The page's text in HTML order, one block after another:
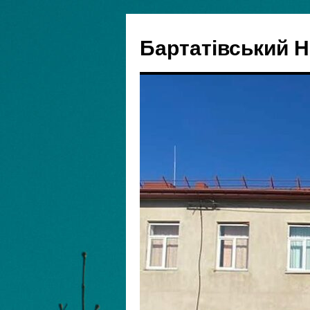
Бартатівський